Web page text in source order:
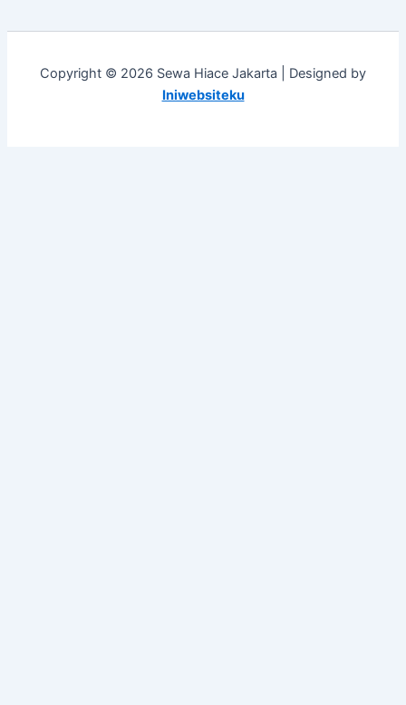
Copyright © 2026 Sewa Hiace Jakarta | Designed by
Iniwebsiteku